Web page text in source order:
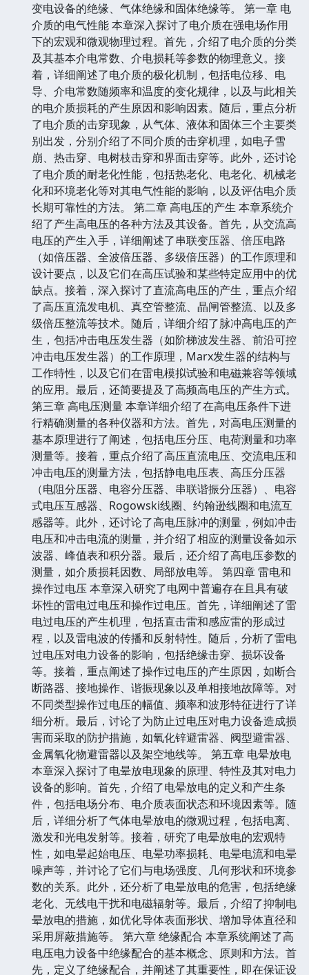
变电设备的绝缘、气体绝缘和固体绝缘等。 第一章 电
介质的电气性能 本章深入探讨了电介质在强电场作用
下的宏观和微观物理过程。首先，介绍了电介质的分类
及其基本介电常数、介电损耗等参数的物理意义。接
着，详细阐述了电介质的极化机制，包括电位移、电
导、介电常数随频率和温度的变化规律，以及与此相关
的电介质损耗的产生原因和影响因素。随后，重点分析
了电介质的击穿现象，从气体、液体和固体三个主要类
别出发，分别介绍了不同介质的击穿机理，如电子雪
崩、热击穿、电树枝击穿和界面击穿等。此外，还讨论
了电介质的耐老化性能，包括热老化、电老化、机械老
化和环境老化等对其电气性能的影响，以及评估电介质
长期可靠性的方法。 第二章 高电压的产生 本章系统介
绍了产生高电压的各种方法及其设备。首先，从交流高
电压的产生入手，详细阐述了串联变压器、倍压电路
（如倍压器、全波倍压器、多级倍压器）的工作原理和
设计要点，以及它们在高压试验和某些特定应用中的优
缺点。接着，深入探讨了直流高电压的产生，重点介绍
了高压直流发电机、真空管整流、晶闸管整流、以及多
级倍压整流等技术。随后，详细介绍了脉冲高电压的产
生，包括冲击电压发生器（如阶梯波发生器、前沿可控
冲击电压发生器）的工作原理，Marx发生器的结构与
工作特性，以及它们在雷电模拟试验和电磁兼容等领域
的应用。最后，还简要提及了高频高电压的产生方式。
第三章 高电压测量 本章详细介绍了在高电压条件下进
行精确测量的各种仪器和方法。首先，对高电压测量的
基本原理进行了阐述，包括电压分压、电荷测量和功率
测量等。接着，重点介绍了高压直流电压、交流电压和
冲击电压的测量方法，包括静电电压表、高压分压器
（电阻分压器、电容分压器、串联谐振分压器）、电容
式电压互感器、Rogowski线圈、约翰逊线圈和电流互
感器等。此外，还讨论了高电压脉冲的测量，例如冲击
电压和冲击电流的测量，并介绍了相应的测量设备如示
波器、峰值表和积分器。最后，还介绍了高电压参数的
测量，如介质损耗因数、局部放电等。 第四章 雷电和
操作过电压 本章深入研究了电网中普遍存在且具有破
坏性的雷电过电压和操作过电压。首先，详细阐述了雷
电过电压的产生机理，包括直击雷和感应雷的形成过
程，以及雷电波的传播和反射特性。随后，分析了雷电
过电压对电力设备的影响，包括绝缘击穿、损坏设备
等。接着，重点阐述了操作过电压的产生原因，如断合
断路器、接地操作、谐振现象以及单相接地故障等。对
不同类型操作过电压的幅值、频率和波形特征进行了详
细分析。最后，讨论了为防止过电压对电力设备造成损
害而采取的防护措施，如氧化锌避雷器、阀型避雷器、
金属氧化物避雷器以及架空地线等。 第五章 电晕放电
本章深入探讨了电晕放电现象的原理、特性及其对电力
设备的影响。首先，介绍了电晕放电的定义和产生条
件，包括电场分布、电介质表面状态和环境因素等。随
后，详细分析了气体电晕放电的微观过程，包括电离、
激发和光电发射等。接着，研究了电晕放电的宏观特
性，如电晕起始电压、电晕功率损耗、电晕电流和电晕
噪声等，并讨论了它们与电场强度、几何形状和环境参
数的关系。此外，还分析了电晕放电的危害，包括绝缘
老化、无线电干扰和电磁辐射等。最后，介绍了抑制电
晕放电的措施，如优化导体表面形状、增加导体直径和
采用屏蔽措施等。 第六章 绝缘配合 本章系统阐述了高
电压电力设备中绝缘配合的基本概念、原则和方法。首
先，定义了绝缘配合，并阐述了其重要性，即在保证设